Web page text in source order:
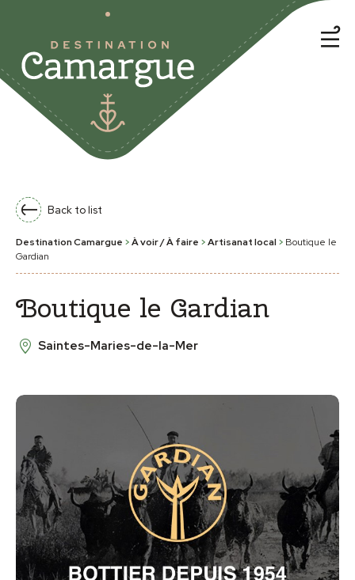
Back to list
Destination Camargue >À voir / À faire >Artisanat local > Boutique le
Gardian
Boutique le Gardian
Saintes-Maries-de-la-Mer